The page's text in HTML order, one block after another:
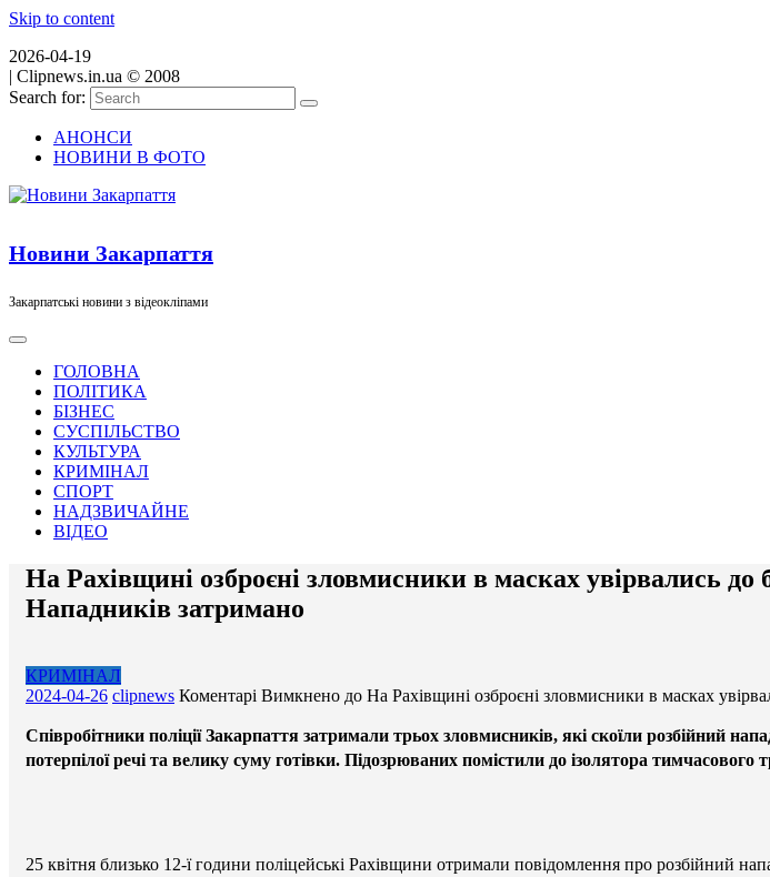
Skip to content
2026-04-19
| Clipnews.in.ua © 2008
Search for:
АНОНСИ
НОВИНИ В ФОТО
Новини Закарпаття
Закарпатські новини з відеокліпами
ГОЛОВНА
ПОЛІТИКА
БІЗНЕС
СУСПІЛЬСТВО
КУЛЬТУРА
КРИМІНАЛ
СПОРТ
НАДЗВИЧАЙНЕ
ВІДЕО
На Рахівщині озброєні зловмисники в масках увірвались до
Нападників затримано
КРИМІНАЛ
2024-04-26 clipnews Коментарі Вимкнено до На Рахівщині озброєні зловмисники в масках
Співробітники поліції Закарпаття затримали трьох зловмисників, які скоїли розбійний
потерпілої речі та велику суму готівки. Підозрюваних помістили до ізолятора
25 квітня близько 12-ї години поліцейські Рахівщини отримали повідомлення про розбійний